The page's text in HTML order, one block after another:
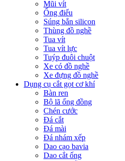
Mũi vít
Ống điếu
Súng bắn silicon
Thùng đồ nghề
Tua vít
Tua vít lực
Tuýp đuôi chuột
Xe có đồ nghề
Xe đựng đồ nghề
Dụng cụ cắt gọt cơ khí
Bàn ren
Bộ lã ống đồng
Chén cước
Đá cắt
Đá mài
Đá nhám xếp
Dao cạo bavia
Dao cắt ống